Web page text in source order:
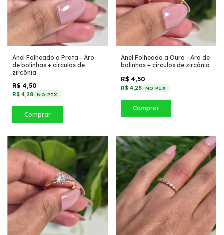
Anel Folheado a Prata - Aro
de bolinhas + círculos de
zircônia
R$ 4,50
R$ 4,28 NO PIX
Comprar
Anel Folheado a Ouro - Aro de
bolinhas + círculos de zircônia
R$ 4,50
R$ 4,28 NO PIX
Comprar